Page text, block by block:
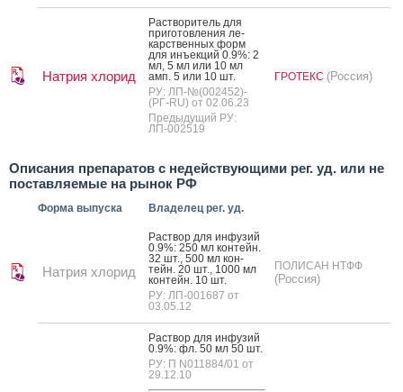
Натрия хлорид
Рас­тво­ритель для
при­готов­ле­ния ле­
карс­твен­ных форм
для инъ­ек­ций 0.9%: 2
мл, 5 мл или 10 мл
амп. 5 или 10 шт.
РУ: ЛП-№(002452)-
(РГ-RU) от 02.06.23
Предыдущий РУ:
ЛП-002519
ГРОТЕКС (Россия)
Описания препаратов с недействующими рег. уд. или не
поставляемые на рынок РФ
Форма выпуска Владелец рег. уд.
Натрия хлорид
Рас­твор для ин­фу­зий
0.9%: 250 мл кон­тейн.
32 шт., 500 мл кон­
тейн. 20 шт., 1000 мл
кон­тейн. 10 шт.
РУ: ЛП-001687 от
03.05.12
ПОЛИСАН НТФФ
(Россия)
Рас­твор для ин­фу­зий
0.9%: фл. 50 мл 50 шт.
РУ: П N011884/01 от
29.12.10